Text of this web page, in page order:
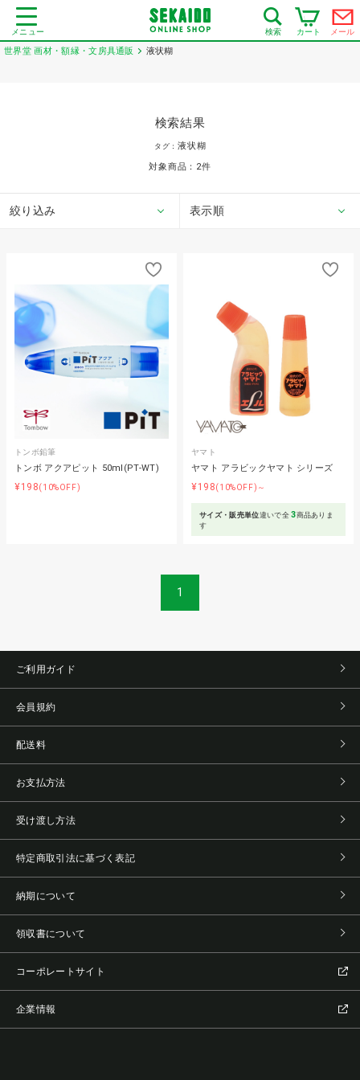
メニュー 検索 カート メール
世界堂 画材・額縁・文房具通販 液状糊
検索結果
タグ： 液状糊
対象商品： 2件
絞り込み 表示順
トンボ鉛筆
トンボ アクアピット 50ml(PT-WT)
¥198(10%OFF)
ヤマト
ヤマト アラビックヤマト シリーズ
¥198(10%OFF)～
サイズ・販売単位違いで全3商品ありま
す
1
ご利用ガイド
会員規約
配送料
お支払方法
受け渡し方法
特定商取引法に基づく表記
納期について
領収書について
コーポレートサイト
企業情報